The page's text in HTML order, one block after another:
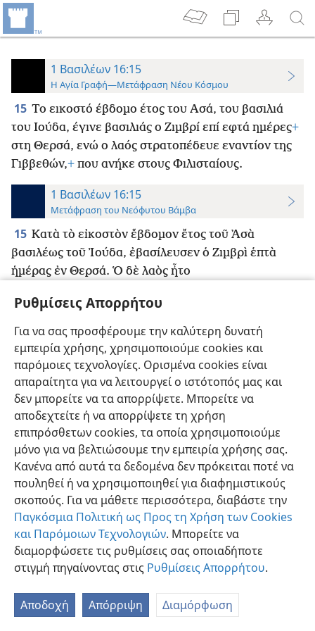
Ρυθμίσεις Απορρήτου
Για να σας προσφέρουμε την καλύτερη δυνατή
εμπειρία χρήσης, χρησιμοποιούμε cookies και
παρόμοιες τεχνολογίες. Ορισμένα cookies είναι
απαραίτητα για να λειτουργεί ο ιστότοπός μας και
δεν μπορείτε να τα απορρίψετε. Μπορείτε να
αποδεχτείτε ή να απορρίψετε τη χρήση
επιπρόσθετων cookies, τα οποία χρησιμοποιούμε
μόνο για να βελτιώσουμε την εμπειρία χρήσης σας.
Κανένα από αυτά τα δεδομένα δεν πρόκειται ποτέ να
πουληθεί ή να χρησιμοποιηθεί για διαφημιστικούς
σκοπούς. Για να μάθετε περισσότερα, διαβάστε την
Παγκόσμια Πολιτική ως Προς τη Χρήση των Cookies
και Παρόμοιων Τεχνολογιών. Μπορείτε να
διαμορφώσετε τις ρυθμίσεις σας οποιαδήποτε
στιγμή πηγαίνοντας στις Ρυθμίσεις Απορρήτου.
Αποδοχή Απόρριψη Διαμόρφωση
1 Βασιλέων 16:15
Η Αγία Γραφή—Μετάφραση Νέου Κόσμου
15 Το εικοστό έβδομο έτος του Ασά, του βασιλιά
του Ιούδα, έγινε βασιλιάς ο Ζιμβρί επί εφτά ημέρες+
στη Θερσά, ενώ ο λαός στρατοπέδευε εναντίον της
Γιββεθών,+ που ανήκε στους Φιλισταίους.
1 Βασιλέων 16:15
Μετάφραση του Νεόφυτου Βάμβα
15 Κατὰ τὸ εἰκοστὸν ἕβδομον ἔτος τοῦ ᾿Ασὰ
βασιλέως τοῦ Ἰούδα, ἐβασίλευσεν ὁ Ζιμβρὶ ἑπτὰ
ἡμέρας ἐν Θερσά. Ὁ δὲ λαὸς ἦτο
Φιλισταίων.
Ελληνική Προτιμήσεις
Copyright© 2026 Watch Tower Bible and Tract Society of Pennsylvania
Πολιτική Απορρήτου
Ρυθμίσεις Απορρήτου
JW.ORG
Σύνδεση